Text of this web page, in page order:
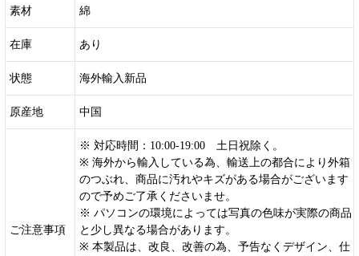
素材 綿
在庫 あり
状態 海外輸入新品
原産地 中国
ご注意事項
※ 対応時間：10:00-19:00 土日祝除く。
※ 海外から輸入している為、輸送上の都合により外箱
のつぶれ、商品に汚れやキズがある場合がございます
ので予めご了承くださいませ。
※ パソコンの環境によっては写真の色味が実際の商品
と少し異なる場合があります。
※ 本製品は、改良、改善の為、予告なくデザイン、仕